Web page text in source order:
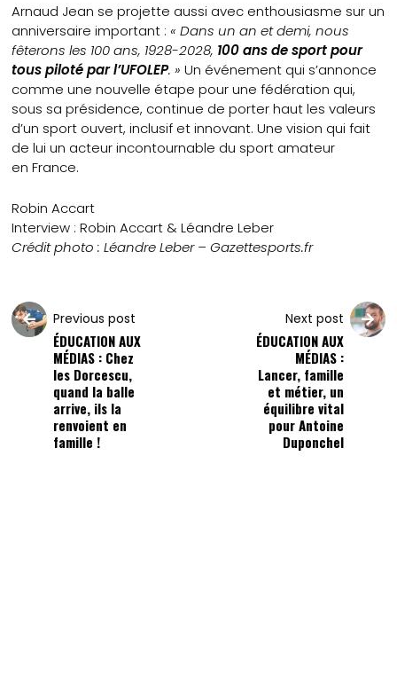
Arnaud Jean se projette aussi avec enthousiasme sur un
anniversaire important :« Dans un an et demi, nous
fêterons les 100 ans, 1928-2028, 100 ans de sport pour
tous piloté par l’UFOLEP. » Un événement qui s’annonce
comme une nouvelle étape pour une fédération qui,
sous sa présidence, continue de porter haut les valeurs
d’un sport ouvert, inclusif et innovant. Une vision qui fait
de lui un acteur incontournable du sport amateur
en France.
Robin Accart
Interview : Robin Accart & Léandre Leber
Crédit photo : Léandre Leber – Gazettesports.fr
Previous post
ÉDUCATION AUX
MÉDIAS : Chez
les Dorcescu,
quand la balle
arrive, ils la
renvoient en
famille !
Next post
ÉDUCATION AUX
MÉDIAS :
Lancer, famille
et métier, un
équilibre vital
pour Antoine
Duponchel